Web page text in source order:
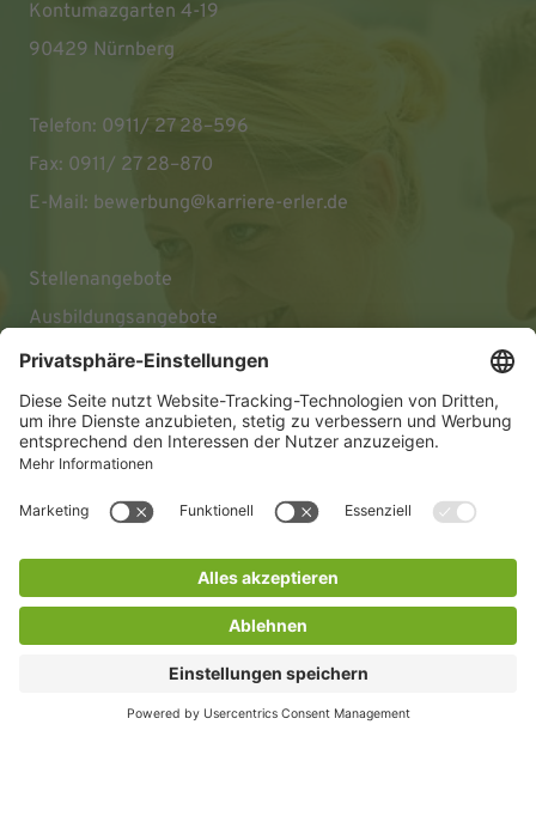
Kontumazgarten 4-19
90429 Nürnberg
Telefon: 0911/ 27 28–596
Fax: 0911/ 27 28–870
E-Mail: bewerbung@karriere-erler.de
Stellenangebote
Ausbildungsangebote
Impressum
Datenschutz
Barrierefreiheitserklärung
© 2026 KLINIKEN DR. ERLER